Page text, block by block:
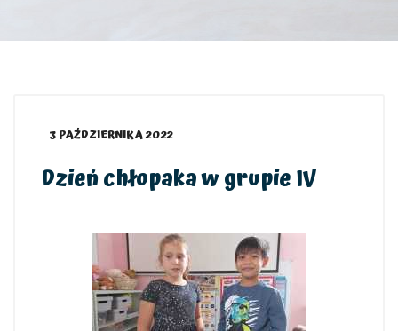
3 PAŹDZIERNIKA 2022
Dzień chłopaka w grupie IV